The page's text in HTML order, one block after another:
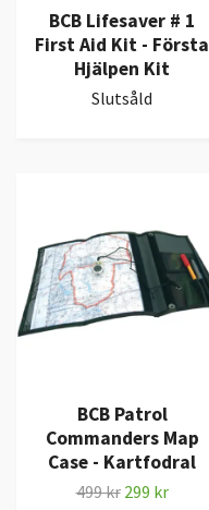
BCB Lifesaver # 1
First Aid Kit - Första
Hjälpen Kit
Slutsåld
BCB Patrol
Commanders Map
Case - Kartfodral
499 kr 299 kr